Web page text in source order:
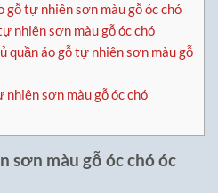
gỗ tự nhiên sơn màu gỗ óc chó
nhiên sơn màu gỗ óc chó
quần áo gỗ tự nhiên sơn màu gỗ
nhiên sơn màu gỗ óc chó
sơn màu gỗ óc chó óc